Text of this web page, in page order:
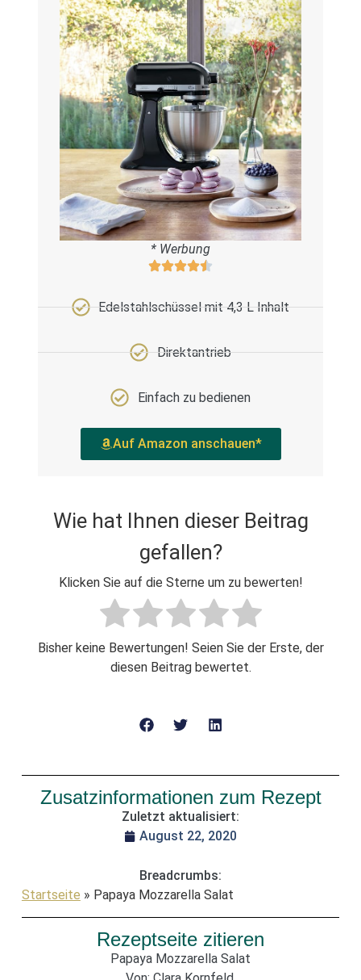
* Werbung
Edelstahlschüssel mit 4,3 L Inhalt
Direktantrieb
Einfach zu bedienen
Auf Amazon anschauen*
Wie hat Ihnen dieser Beitrag
gefallen?
Klicken Sie auf die Sterne um zu bewerten!
Bisher keine Bewertungen! Seien Sie der Erste, der
diesen Beitrag bewertet.
Zusatzinformationen zum Rezept
Zuletzt aktualisiert:
August 22, 2020
Breadcrumbs:
Startseite » Papaya Mozzarella Salat
Rezeptseite zitieren
Papaya Mozzarella Salat